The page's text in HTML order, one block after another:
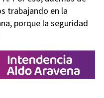
trabajando en la
porque la seguridad